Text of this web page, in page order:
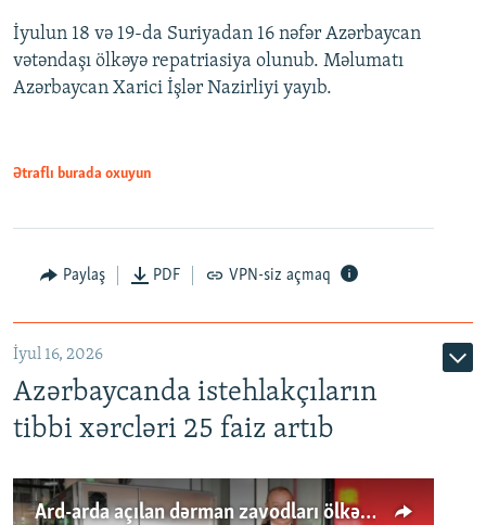
İyulun 18 və 19-da Suriyadan 16 nəfər Azərbaycan
vətəndaşı ölkəyə repatriasiya olunub. Məlumatı
Azərbaycan Xarici İşlər Nazirliyi yayıb.
Ətraflı burada oxuyun
Paylaş PDF VPN-siz açmaq
İyul 16, 2026
Azərbaycanda istehlakçıların
tibbi xərcləri 25 faiz artıb
Ard-arda açılan dərman zavodları ölkənin tələbatını ödəyirmi?